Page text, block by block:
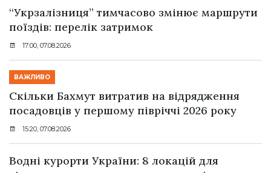
“Укрзалізниця” тимчасово змінює маршрути
поїздів: перелік затримок
17:00, 07.08.2026
ВАЖЛИВО
Скільки Бахмут витратив на відрядження
посадовців у першому півріччі 2026 року
15:20, 07.08.2026
Водні курорти України: 8 локацій для